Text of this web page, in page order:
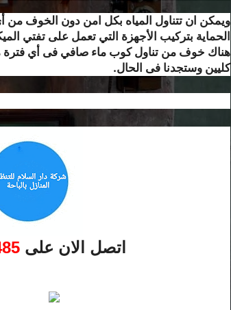
ويمكن ان تتناول المياه بكل امن دون الخوف
الحماية بتركيب الأجهزة التي تعمل على تفتي
هناك خوف من تناول كوب ماء صافي فى أي فترة
كليين وستجدنا فى الحال.
اتصل الان على